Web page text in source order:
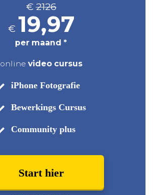
€ 2126
€ 19,97
per maand *
online video cursus
iPhone Fotografie
Bewerkings Cursus
Community plus
Start hier